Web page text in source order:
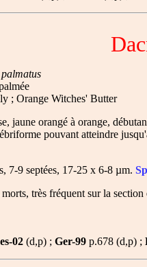
; Orange Witches' Butter
jaune orangé à orange,
pouvant atteindre
7-9 septées, 17-25 x 6-8 µm.
très fréquent sur la
02 (d,p) ; Ger-99 p.678 (d,p) ;